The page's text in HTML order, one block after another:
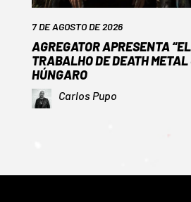
7 DE AGOSTO DE 2026
AGREGATOR APRESENTA
TRABALHO DE DEATH
HÚNGARO
Carlos Pupo